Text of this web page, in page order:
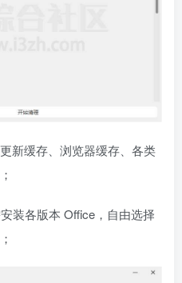
新缓存、浏览器缓存、各类
装各版本 Office，自由选择